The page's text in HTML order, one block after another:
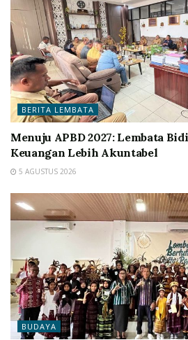
BERITA LEMBATA
Menuju APBD 2027: Lembata
Keuangan Lebih Akuntabel
5 AGUSTUS 2026
BUDAYA